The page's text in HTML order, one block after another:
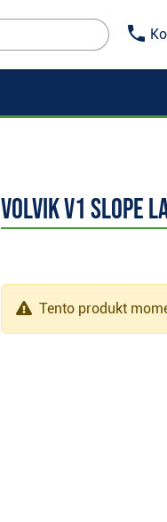
Volvik V1 Slope
Tento produkt